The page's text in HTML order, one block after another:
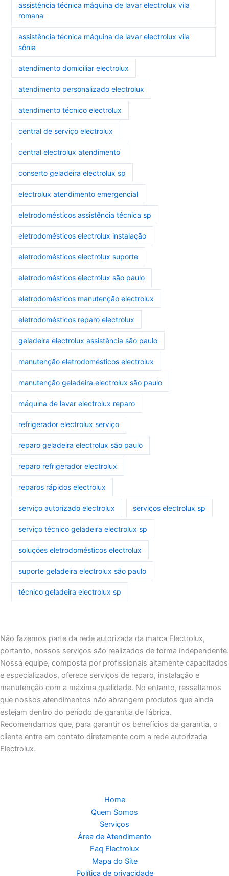
assistência técnica máquina de lavar electrolux vila
romana
assistência técnica máquina de lavar electrolux vila
sônia
atendimento domiciliar electrolux
atendimento personalizado electrolux
atendimento técnico electrolux
central de serviço electrolux
central electrolux atendimento
conserto geladeira electrolux sp
electrolux atendimento emergencial
eletrodomésticos assistência técnica sp
eletrodomésticos electrolux instalação
eletrodomésticos electrolux suporte
eletrodomésticos electrolux são paulo
eletrodomésticos manutenção electrolux
eletrodomésticos reparo electrolux
geladeira electrolux assistência são paulo
manutenção eletrodomésticos electrolux
manutenção geladeira electrolux são paulo
máquina de lavar electrolux reparo
refrigerador electrolux serviço
reparo geladeira electrolux são paulo
reparo refrigerador electrolux
reparos rápidos electrolux
serviço autorizado electrolux serviços electrolux sp
serviço técnico geladeira electrolux sp
soluções eletrodomésticos electrolux
suporte geladeira electrolux são paulo
técnico geladeira electrolux sp
Não fazemos parte da rede autorizada da marca Electrolux,
portanto, nossos serviços são realizados de forma independente.
Nossa equipe, composta por profissionais altamente capacitados
e especializados, oferece serviços de reparo, instalação e
manutenção com a máxima qualidade. No entanto, ressaltamos
que nossos atendimentos não abrangem produtos que ainda
estejam dentro do período de garantia de fábrica.
Recomendamos que, para garantir os benefícios da garantia, o
cliente entre em contato diretamente com a rede autorizada
Electrolux.
Home
Quem Somos
Serviços
Área de Atendimento
Faq Electrolux
Mapa do Site
Política de privacidade